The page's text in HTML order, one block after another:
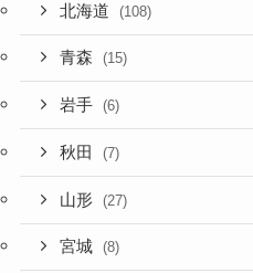
北海道 (108)
青森 (15)
岩手 (6)
秋田 (7)
山形 (27)
宮城 (8)